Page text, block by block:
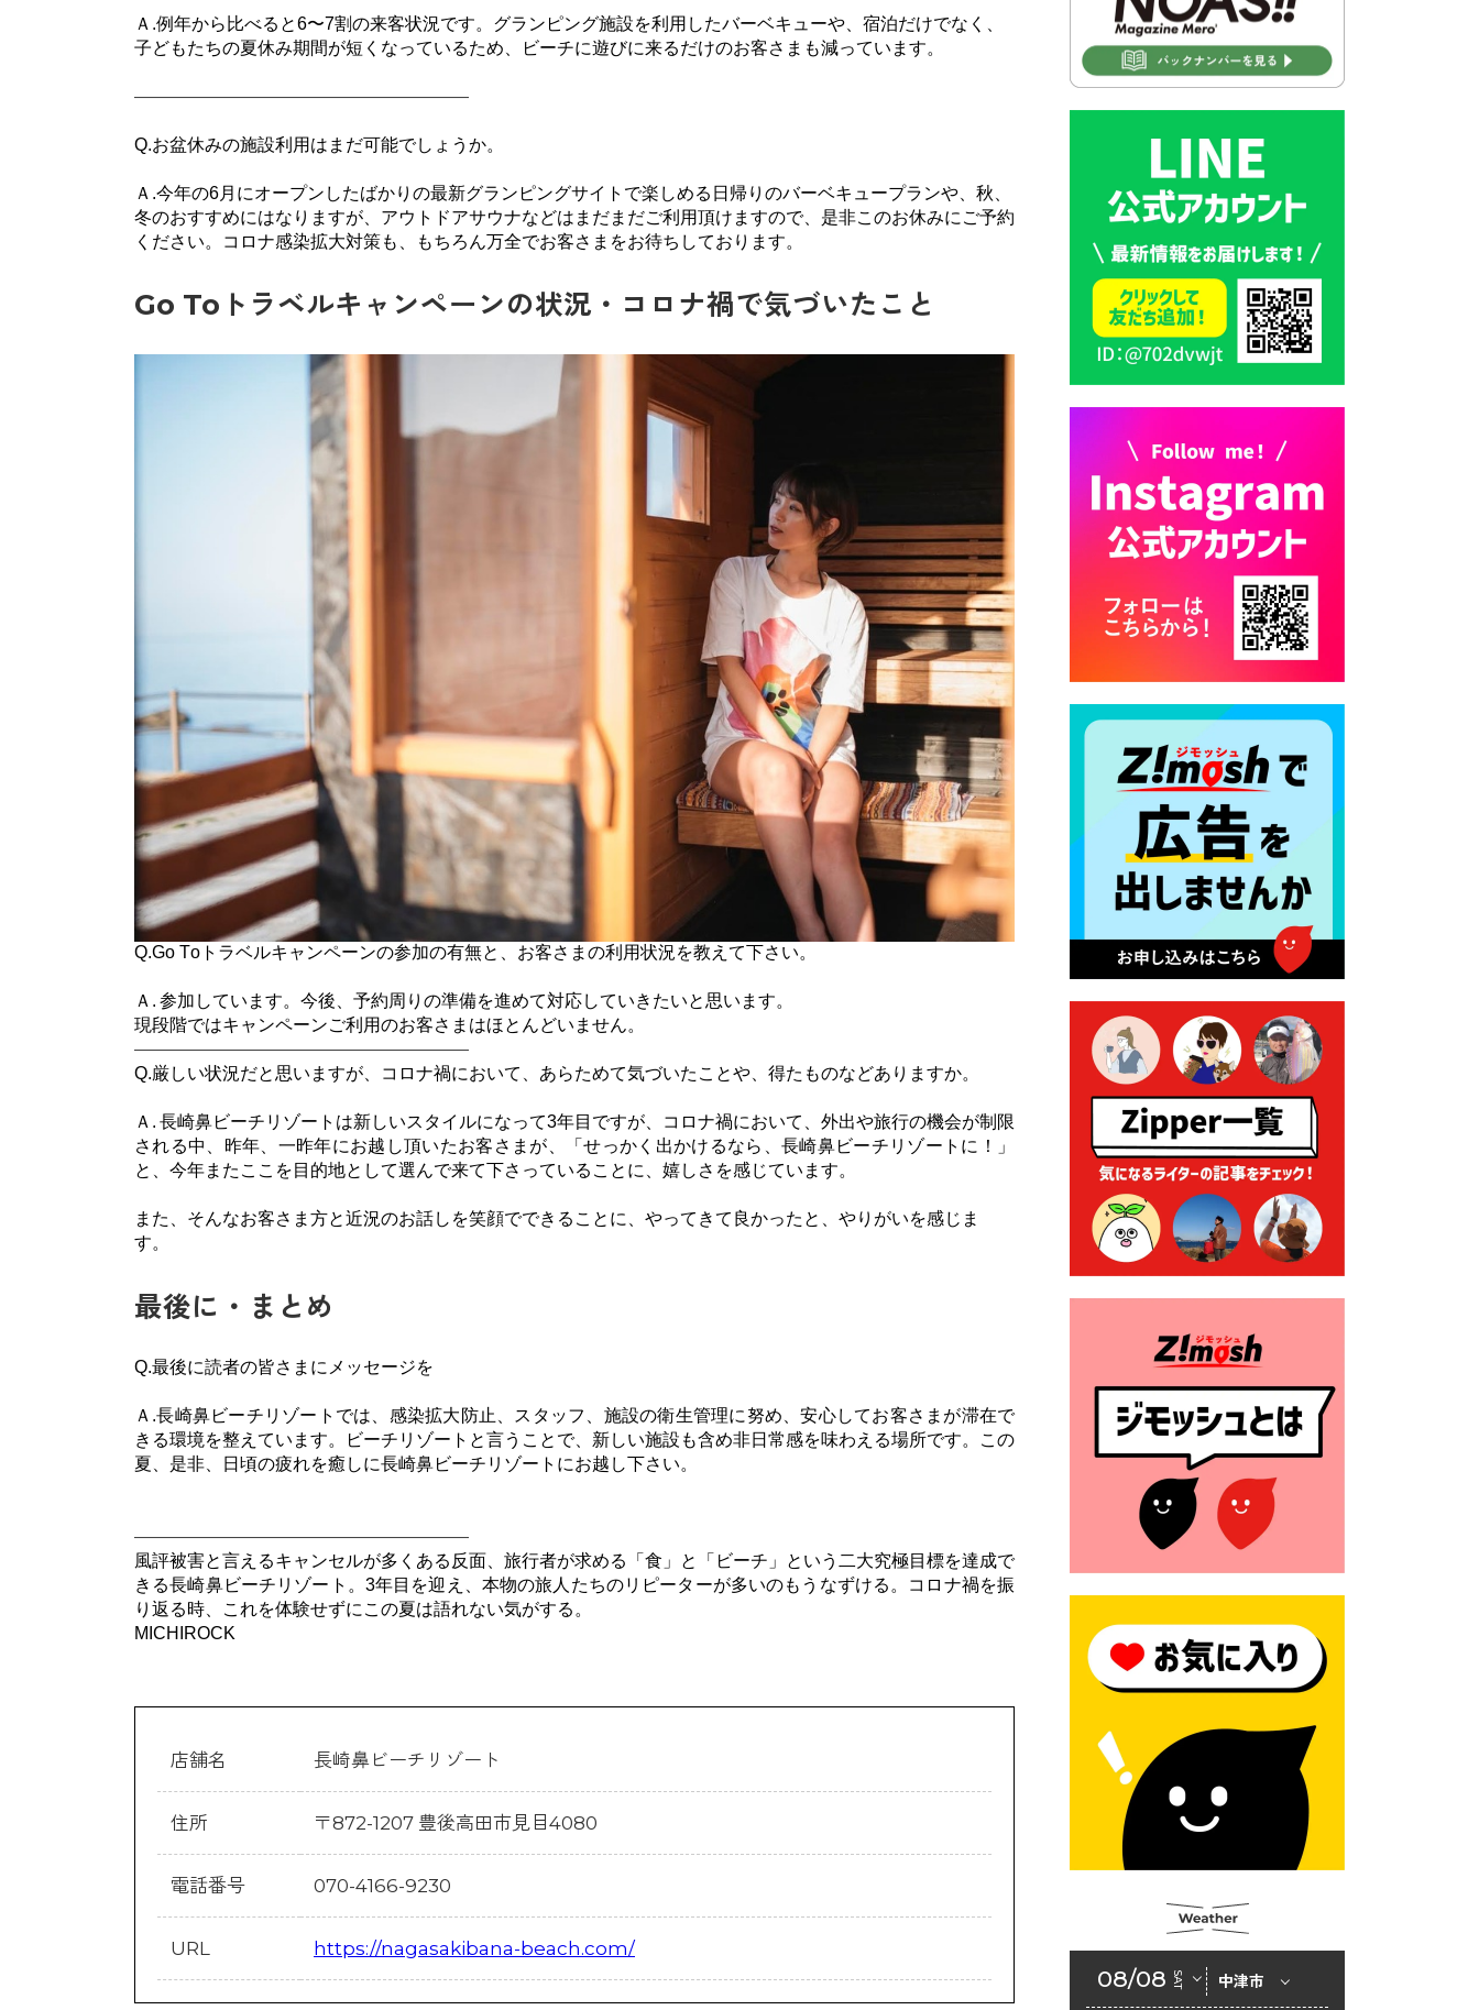
Ａ.例年から比べると6〜7割の来客状況です。グランピング施設を利用したバーベキューや、宿泊だけでなく、
子どもたちの夏休み期間が短くなっているため、ビーチに遊びに来るだけのお客さまも減っています。
———————————————————
Q.お盆休みの施設利用はまだ可能でしょうか。
Ａ.今年の6月にオープンしたばかりの最新グランピングサイトで楽しめる日帰りのバーベキュープランや、秋、
冬のおすすめにはなりますが、アウトドアサウナなどはまだまだご利用頂けますので、是非このお休みにご予約
ください。コロナ感染拡大対策も、もちろん万全でお客さまをお待ちしております。
Go Toトラベルキャンペーンの状況・コロナ禍で気づいたこと
Q.Go Toトラベルキャンペーンの参加の有無と、お客さまの利用状況を教えて下さい。
Ａ. 参加しています。今後、予約周りの準備を進めて対応していきたいと思います。
現段階ではキャンペーンご利用のお客さまはほとんどいません。
———————————————————
Q.厳しい状況だと思いますが、コロナ禍において、あらためて気づいたことや、得たものなどありますか。
Ａ. 長崎鼻ビーチリゾートは新しいスタイルになって3年目ですが、コロナ禍において、外出や旅行の機会が制限
される中、昨年、一昨年にお越し頂いたお客さまが、「せっかく出かけるなら、長崎鼻ビーチリゾートに！」
と、今年またここを目的地として選んで来て下さっていることに、嬉しさを感じています。
また、そんなお客さま方と近況のお話し を笑顔でできることに、やってきて良かったと、やりがいを感じま
す。
最後に・まとめ
Q.最後に読者の皆さまにメッセージを
Ａ.長崎鼻ビーチリゾートでは、感染拡大防止、スタッフ、施設の衛生管理に努め、安心してお客さまが滞在で
きる環境を整えています。ビーチリゾートと言うことで、新しい施設も含め非日常感を味わえる場所です。この
夏、是非、日頃の疲れを癒しに長崎鼻ビーチリゾートにお越し下さい。
———————————————————
風評被害と言えるキャンセルが多くある反面、旅行者が求める「食」と「ビーチ」という二大究極目標を達成で
きる長崎鼻ビーチリゾート。 3年目を迎え、本物の旅人たちのリピーターが多いのもうなずける。コロナ禍を振
り返る時、これを体験せずにこの夏は語れない気がする。
MICHIROCK
店舗名 長崎鼻ビーチリゾート
住所 〒872-1207 豊後高田市見目4080
電話番号 070-4166-9230
URL https://nagasakibana-beach.com/
2026年7月30日 豊前市立豊前
中学校の進捗状況について
2026年7月30日 豊前市立学校
2026年7月30日 豊前市立学校
紹介≪再編計画の見直しにつ
いて≫
2026年7月29日 豊前市指定ご
み袋販売のお知らせ
2026年7月28日 豊前カラス天
狗みなと祭り（花火大会）開
催決定！
2026年7月28日 令和8年度
京築地区水道企業団職員採用
試験（募集）
2026年7月27日 マイナンバー
カード交付に伴う休日および
平日夜間開庁の案内
2026年7月22日 令和８年度
「こども文化パスポート事
2026年7月21日 卜仙の郷 お
盆期間の営業時間のお知らせ
2026年7月17日 バス経路検索
のご利用案内
2026年7月10日 台湾伝統音楽
団体 「北埔八音団・楽善軒」
公演開催のお知らせ
ンディング型ふるさと納税の
実施について
2026年7月9日 農地法等に係
る各種申請に係る登記事項証
明書の添付省略について
2026年7月9日 廃食用油の回
収
2026年7月7日 「おゆずりコ
ーナー」について
2026年7月1日 豊前市民プール
一般開放
（令和８年４月１日施行）
格改定
2026年6月23日 公告一覧（市
内業者対象）を更新しまし
2026年6月23日 （一財）豊前
市佐野・則尾育英会奨学生募
2026年6月18日 セアカゴケグ
モにご注意ください！
ェルターの指定
2026年6月10日 令和８年経済
センサス-活動調査
2026年6月9日 令和８年第３
回定例会「一般質問一覧表」
2026年6月5日 新婚世帯の家
2026年6月2日 戸籍に氏名の
振り仮名が記載されます
08/08 SAT 中津市